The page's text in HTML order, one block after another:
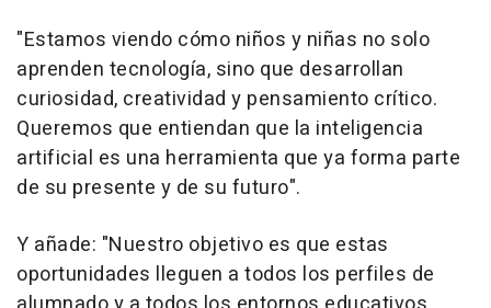
"Estamos viendo cómo niños y niñas no solo
aprenden tecnología, sino que desarrollan
curiosidad, creatividad y pensamiento crítico.
Queremos que entiendan que la inteligencia
artificial es una herramienta que ya forma parte
de su presente y de su futuro".
Y añade: "Nuestro objetivo es que estas
oportunidades lleguen a todos los perfiles de